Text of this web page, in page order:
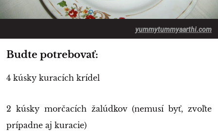
yummytummyaarthi.com
Budte potrebovať:
4 kúsky kuracích krídel
2 kúsky morčacích žalúdkov (nemusí byť, zvoľte
prípadne aj kuracie)